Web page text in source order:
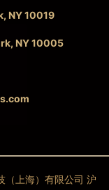
NY 10019
NY 10005
上海）有限公司 沪